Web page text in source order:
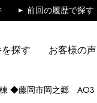
前回の履歴で探す
探す お客様の声
◆藤岡市岡之郷 AO3